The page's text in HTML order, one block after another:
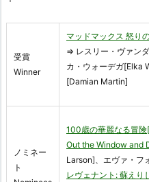
受賞
Winner
マッドマックス 怒り
⇒ レスリー・ヴァン
カ・ウォーデガ[Elka
[Damian Martin]
ノミネー
ト
100歳の華麗なる冒
Out the Window and
Larson]、エヴァ・フ
レヴェナント: 蘇え